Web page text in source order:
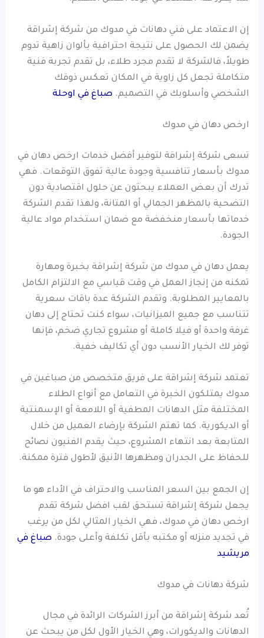
إن الاعتماد على فني دهانات في مدوك من شركة إشراقة
يضمن لك الحصول على نتيجة احترافية بألوان زاهية تدوم
طويلاً، فالشركة لا تقدم مجرد طلاء، بل تقدم تجربة فنية
متكاملة تجعل كل زاوية في المكان تعكس ذوقك
الشخصي وأسلوبك في التصميم. صباغ في اوحلة
ارخص دهان في مدوك
تسعى شركة إشراقة لتوفير أفضل خدمات ارخص دهان في
مدوك بأسعار تنافسية وجودة عالية تفوق التوقعات. فهي
تدرك أن بعض العملاء يبحثون عن حلول اقتصادية دون
التضحية بالمظهر الجمالي أو المتانة، ولهذا تقدم الشركة
خدماتها بأسعار منخفضة مع ضمان استخدام مواد عالية
الجودة.
يعمل دهان في مدوك من شركة إشراقة بخبرة ومهارة
تمكنه من إنجاز العمل في وقت قياسي مع الالتزام الكامل
بالمعايير المطلوبة. وتقدم الشركة عدة باقات سعرية
تتناسب مع جميع الميزانيات، سواء كنت تحتاج إلى دهان
غرفة واحدة أو فيلا كاملة أو مشروع تجاري ضخم، فإنها
توفر لك الخيار الأنسب دون أي تكاليف خفية.
تعتمد شركة إشراقة على فريق متخصص من صباغين في
مدوك يمتلكون الخبرة في التعامل مع أنواع الطلاء
المختلفة مثل الدهانات المطفية أو اللامعة أو الإسمنتية
أو الديكورية. كما تهتم الشركة بإرضاء العميل من خلال
المتابعة بعد انتهاء المشروع، حيث يقدم الفنيون نصائح
للحفاظ على الجدران ومظهرها الأنيق لأطول فترة ممكنة.
إن الجمع بين السعر المناسب والاحتراف في الأداء هو ما
يجعل شركة إشراقة تستحق لقب افضل شركة تقدم
ارخص دهان في مدوك، فهي الخيار المثالي لكل من يرغب
في تجديد منزله أو مكتبه بأقل تكلفة وأعلى جودة. صباغ في
مريشيد
شركة دهانات في مدوك
تُعد شركة إشراقة من أبرز الشركات الرائدة في مجال
الدهانات والديكورات، وهي الخيار الأول لكل من يبحث عن